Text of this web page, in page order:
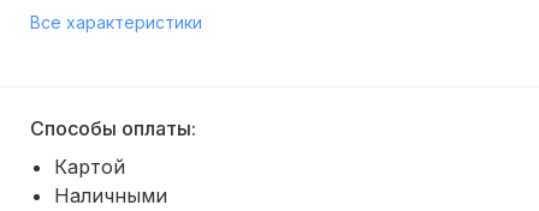
Все характеристики
Способы оплаты:
Картой
Наличными